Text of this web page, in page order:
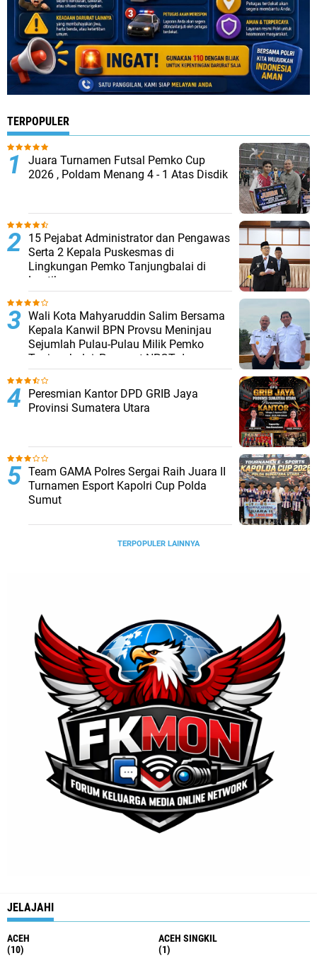
TERPOPULER
Juara Turnamen Futsal Pemko Cup
2026 , Poldam Menang 4 - 1 Atas Disdik
15 Pejabat Administrator dan Pengawas
Serta 2 Kepala Puskesmas di
Lingkungan Pemko Tanjungbalai di
Lantik
Wali Kota Mahyaruddin Salim Bersama
Kepala Kanwil BPN Provsu Meninjau
Sejumlah Pulau-Pulau Milik Pemko
Tanjungbalai, Percepat NPGT dan
Sertifikasi Aset
Peresmian Kantor DPD GRIB Jaya
Provinsi Sumatera Utara
Team GAMA Polres Sergai Raih Juara II
Turnamen Esport Kapolri Cup Polda
Sumut
TERPOPULER LAINNYA
JELAJAHI
ACEH
(10)
ACEH SINGKIL
(1)